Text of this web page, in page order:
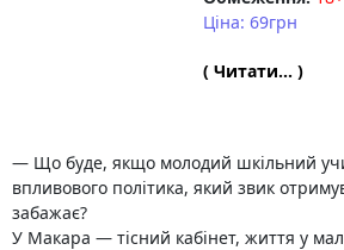
Ціна: 69грн
( Читати... )
— Що буде, якщо молодий шкільний
впливового політика, який звик
забажає?
У Макара — тісний кабінет, життя у